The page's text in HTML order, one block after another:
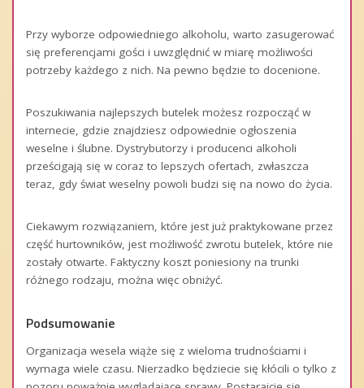
Przy wyborze odpowiedniego alkoholu, warto zasugerować
się preferencjami gości i uwzględnić w miarę możliwości
potrzeby każdego z nich. Na pewno będzie to docenione.
Poszukiwania najlepszych butelek możesz rozpocząć w
internecie, gdzie znajdziesz odpowiednie ogłoszenia
weselne i ślubne. Dystrybutorzy i producenci alkoholi
prześcigają się w coraz to lepszych ofertach, zwłaszcza
teraz, gdy świat weselny powoli budzi się na nowo do życia.
Ciekawym rozwiązaniem, które jest już praktykowane przez
część hurtowników, jest możliwość zwrotu butelek, które nie
zostały otwarte. Faktyczny koszt poniesiony na trunki
różnego rodzaju, można więc obniżyć.
Podsumowanie
Organizacja wesela wiąże się z wieloma trudnościami i
wymaga wiele czasu. Nierzadko będziecie się kłócili o tylko z